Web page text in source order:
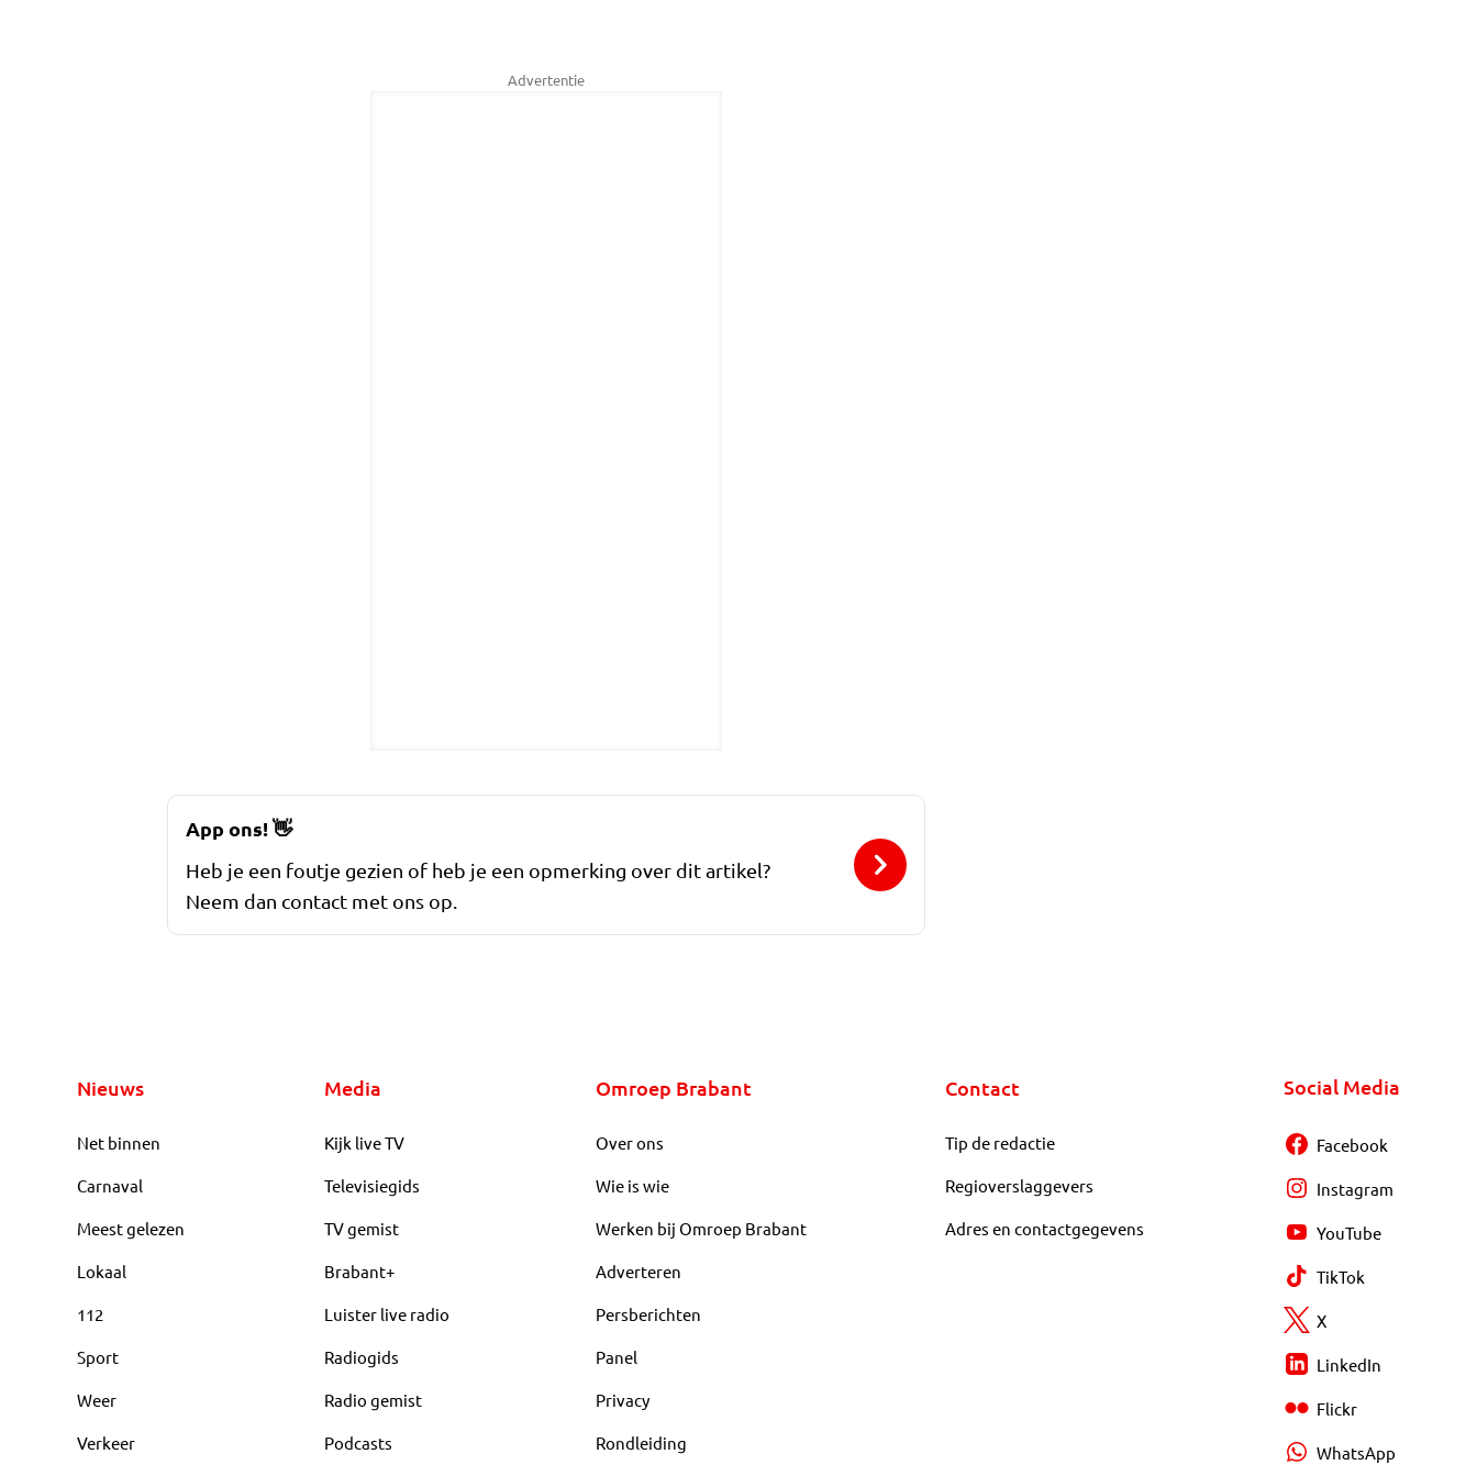
Advertentie
App ons!👋
Heb je een foutje gezien of heb je een opmerking over dit artikel?
Neem dan contact met ons op.
Nieuws
Net binnen
Carnaval
Meest gelezen
Lokaal
112
Sport
Weer
Verkeer
Media
Kijk live TV
Televisiegids
TV gemist
Brabant+
Luister live radio
Radiogids
Radio gemist
Podcasts
Omroep Brabant
Over ons
Wie is wie
Werken bij Omroep Brabant
Adverteren
Persberichten
Panel
Privacy
Rondleiding
Contact
Tip de redactie
Regioverslaggevers
Adres en contactgegevens
Social Media
Facebook
Instagram
YouTube
TikTok
X
LinkedIn
Flickr
WhatsApp